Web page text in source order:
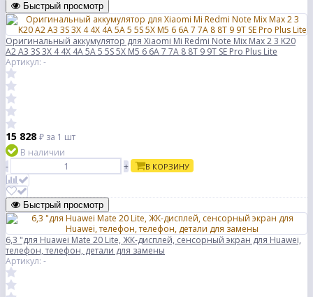
Быстрый просмотр
Оригинальный аккумулятор для Xiaomi Mi Redmi Note Mix Max 2 3 K20
A2 A3 3S 3X 4 4X 4A 5A 5 5S 5X M5 6 6A 7 7A 8 8T 9 9T SE Pro Plus Lite
Артикул: -
15 828 ₽ за 1 шт
В наличии
-
+ В КОРЗИНУ
Быстрый просмотр
6,3 "для Huawei Mate 20 Lite, ЖК-дисплей, сенсорный экран для Huawei,
телефон, телефон, детали для замены
Артикул: -